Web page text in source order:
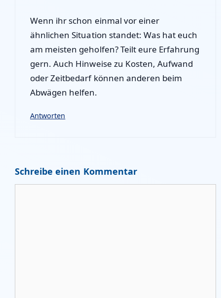
Wenn ihr schon einmal vor einer
ähnlichen Situation standet: Was hat euch
am meisten geholfen? Teilt eure Erfahrung
gern. Auch Hinweise zu Kosten, Aufwand
oder Zeitbedarf können anderen beim
Abwägen helfen.
Antworten
Schreibe einen Kommentar